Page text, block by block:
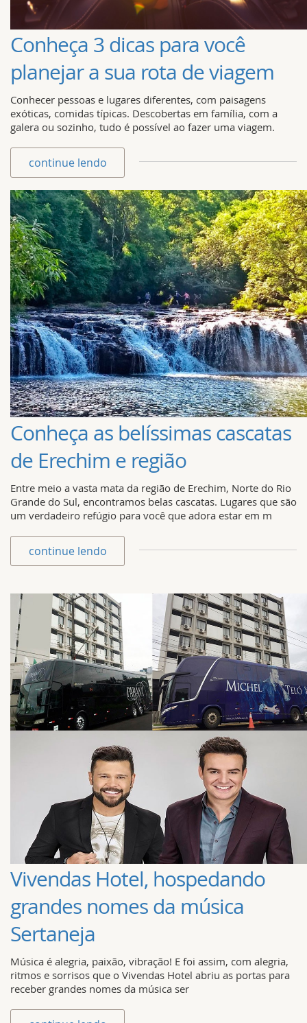
Conheça 3 dicas para você
planejar a sua rota de viagem
Conhecer pessoas e lugares diferentes, com paisagens
exóticas, comidas típicas. Descobertas em família, com a
galera ou sozinho, tudo é possível ao fazer uma viagem.
continue lendo
Conheça as belíssimas cascatas
de Erechim e região
Entre meio a vasta mata da região de Erechim, Norte do Rio
Grande do Sul, encontramos belas cascatas. Lugares que são
um verdadeiro refúgio para você que adora estar em m
continue lendo
Vivendas Hotel, hospedando
grandes nomes da música
Sertaneja
Música é alegria, paixão, vibração! E foi assim, com alegria,
ritmos e sorrisos que o Vivendas Hotel abriu as portas para
receber grandes nomes da música ser